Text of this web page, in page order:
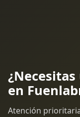
en
Atención